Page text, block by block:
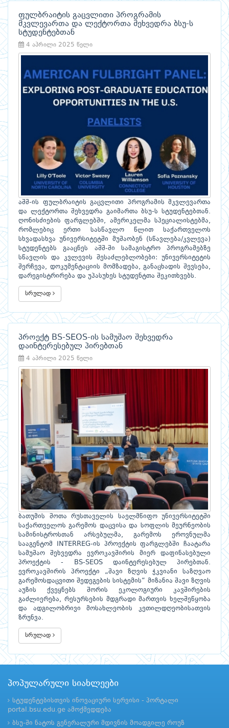
ფულბრაიტის გაცვლითი პროგრამის
მკვლევართა და ლექტორთა შეხვედრა ბსუ-ს
სტუდენტებთან
4 აპრილი 2025 წელი
აშშ-ის ფულბრაიტის გაცვლითი პროგრამის მკვლევართა
და ლექტორთა შეხვედრა გაიმართა ბსუ-ს სტუდენტებთან.
ღონისძიების ფარგლებში, ამერიკელმა სპეციალისტებმა,
რომლებიც ერთი სასწავლო წლით საქართველოს
სხვადასხვა უნივერსიტეტში მუშაობენ (სწავლება/კვლევა)
სტუდენტებს გააცნეს აშშ-ში სამაგისტრო პროგრამებზე
სწავლის და კვლევის შესაძლებლობები: უნივერსიტეტის
შერჩევა, დოკუმენტაციის მომზადება, განაცხადის შევსება,
დარეგისტრირება და უპასუხეს სტუდენტთა შეკითხვებს.
სრულად
პროექტ BS-SEOS-ის სამუშაო შეხვედრა
დაინტერესებულ პირებთან
4 აპრილი 2025 წელი
ბათუმის შოთა რუსთაველის საელმწიფო უნივერსიტეტში
საქართველოს გარემოს დაცვისა და სოფლის მეურნეობის
სამინისტროსთან არსებულმა, გარემოს ეროვნულმა
სააგენტომ INTERREG-ის პროექტის ფარგლებში ჩაატარა
სამუშაო შეხვედრა ევროკავშირის მიერ დაფინასებული
პროექტის - BS-SEOS დაინტერესებულ პირებთან.
ევროკავშირის პროექტი „შავი ზღვის ჭკვიანი საზღვაო
გარემოსდაცვითი შედეგების სისტემის“ მიზანია შავი ზღვის
აუზის ქვეყნებს შორის ეკოლოგიური კავშირების
გაძლიერება, რესურსების მდგრადი მართვის ხელშეწყობა
და ადგილობრივი მოსახლეობის კეთილდღეობისათვის
ზრუნვა.
სრულად
პოპულარული სიახლეები
სტუდენტებისთვის ინოვაციური სერვისი - პორტალი
portal.bsu.edu.ge ამოქმედდება
ბსუ-ში ნატოს გენერალური მდივნის მოადგილე როუზ